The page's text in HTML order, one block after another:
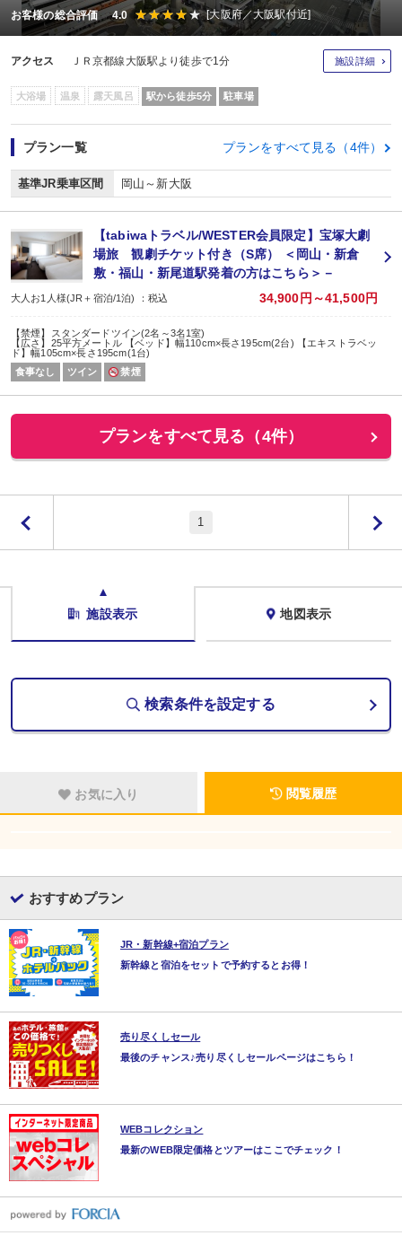
お客様の総合評価 4.0 [大阪府／大阪駅付近]
アクセス ＪＲ京都線大阪駅より徒歩で1分 施設詳細
大浴場 温泉 露天風呂 駅から徒歩5分 駐車場
プラン一覧 プランをすべて見る（4件）
基準JR乗車区間 岡山～新大阪
【tabiwaトラベル/WESTER会員限定】宝塚大劇
場旅 観劇チケット付き（S席） ＜岡山・新倉
敷・福山・新尾道駅発着の方はこちら＞－
大人お1人様(JR＋宿泊/1泊) ：税込 34,900円～41,500円
【禁煙】スタンダードツイン(2名～3名1室)
【広さ】25平方メートル 【ベッド】幅110cm×長さ195cm(2台) 【エキストラベッ
ド】幅105cm×長さ195cm(1台)
食事なし
ツイン 禁煙
プランをすべて見る（4件）
1
施設表示 地図表示
検索条件を設定する
お気に入り 閲覧履歴
おすすめプラン
JR・新幹線+宿泊プラン
新幹線と宿泊をセットで予約するとお得！
売り尽くしセール
最後のチャンス♪売り尽くしセールページはこちら！
WEBコレクション
最新のWEB限定価格とツアーはここでチェック！